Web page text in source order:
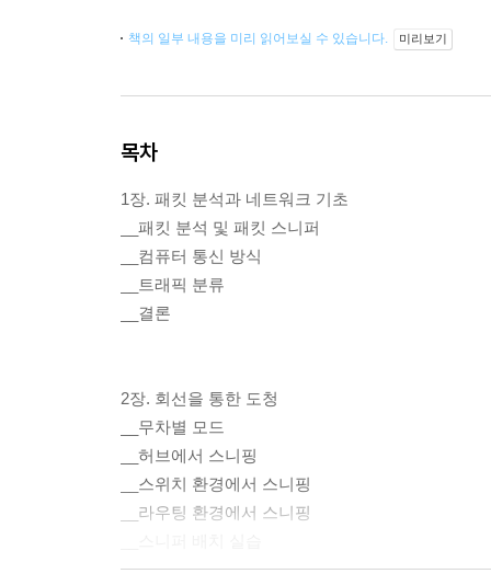
책의 일부 내용을 미리 읽어보실 수 있습니다. 미리보기
목차
1장. 패킷 분석과 네트워크 기초
__패킷 분석 및 패킷 스니퍼
__컴퓨터 통신 방식
__트래픽 분류
__결론
2장. 회선을 통한 도청
__무차별 모드
__허브에서 스니핑
__스위치 환경에서 스니핑
__라우팅 환경에서 스니핑